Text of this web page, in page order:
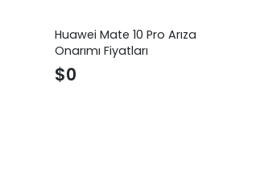
Huawei Mate 10 Pro Arıza
Onarımı Fiyatları
$0